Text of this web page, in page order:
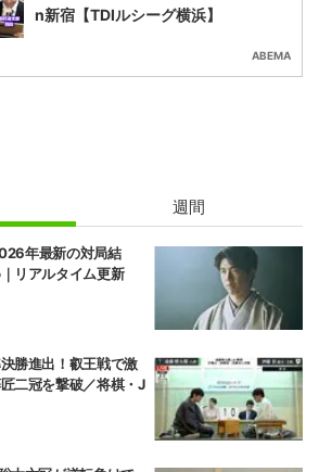
n新宿【TDIルシーグ横浜】
ABEMA
週間
年最新の対局結
リアルタイム更新
勝進出！叡王戦で激
二冠を撃破／将棋・J